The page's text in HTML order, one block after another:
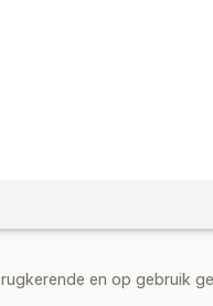
en op gebruik